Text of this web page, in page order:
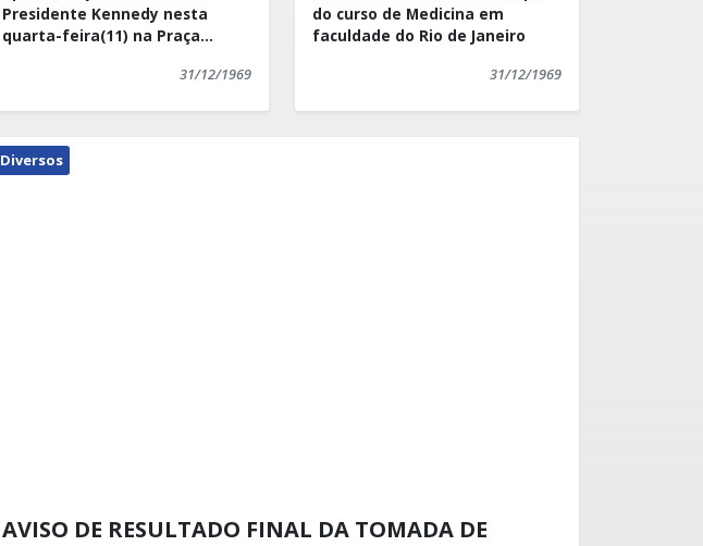
Presidente Kennedy nesta
quarta-feira(11) na Praça
31/12/1969
do curso de Medicina em
faculdade do Rio de Janeiro
31/12/1969
Diversos
AVISO DE RESULTADO FINAL DA TOMADA DE